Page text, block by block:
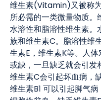
维生素(Vitamin)又被称
所必需的一类微量物质
水溶性和脂溶性维生素。
族和维生素C。脂溶性维
生素E，维生素K等。人
或缺，一旦缺乏就会引
维生素C会引起坏血病，
维生素B1 可以引起脚气